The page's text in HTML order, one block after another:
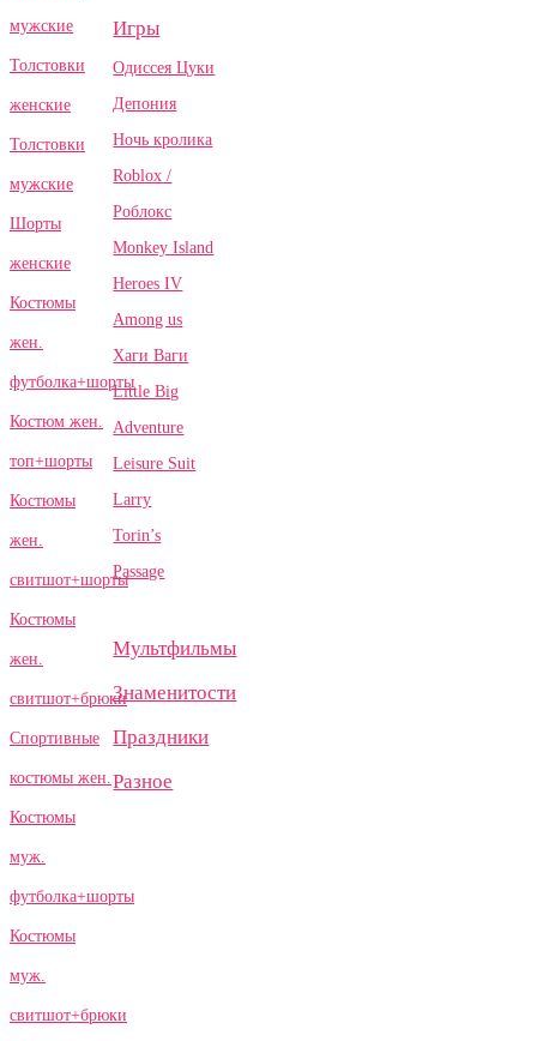
мужские
Толстовки
женские
Толстовки
мужские
Шорты
женские
Костюмы
жен.
футболка+шорты
Костюм жен.
топ+шорты
Костюмы
жен.
свитшот+шорты
Костюмы
жен.
свитшот+брюки
Спортивные
костюмы жен.
Костюмы
муж.
футболка+шорты
Костюмы
муж.
свитшот+брюки
Игры
Одиссея Цуки
Депония
Ночь кролика
Roblox /
Роблокс
Monkey Island
Heroes IV
Among us
Хаги Ваги
Little Big
Adventure
Leisure Suit
Larry
Torin’s
Passage
Мультфильмы
Знаменитости
Праздники
Разное